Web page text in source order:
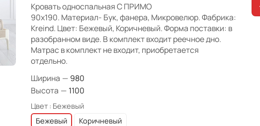
Кровать односпальная C ПРИМО
90х190. Материал- Бук, фанера, Микровелюр. Фабрика:
Kreind. Цвет: Бежевый, Коричневый. Форма поставки: в
разобранном виде. В комплект входит реечное дно.
Матрас в комплект не входит, приобретается
отдельно.
Ширина — 980
Высота — 1100
Цвет : Бежевый
Бежевый
Коричневый